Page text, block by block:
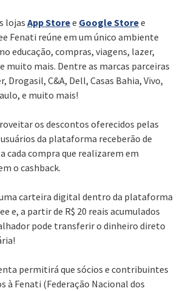
lojas App Storee Google Storee
Fenati reúne em um único ambiente
educação, compras, viagens, lazer,
muito mais. Dentre as marcas parceiras
Drogasil, C&A, Dell, Casas Bahia, Vivo,
e muito mais!
os descontos oferecidos pelas
da plataforma receberão de
cada compra que realizarem em
o cashback.
carteira digital dentro da plataforma
e, a partir de R$ 20 reais acumulados
pode transferir o dinheiro direto
permitirá que sócios e contribuintes
à Fenati (Federação Nacional dos